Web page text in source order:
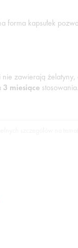
forma kapsułek
zawierają
3 miesiące stosowania.